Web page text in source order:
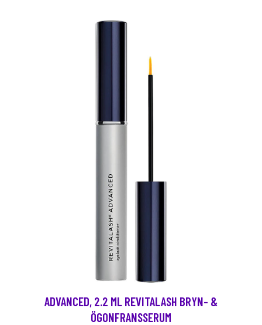
ADVANCED, 2.2 ML REVITALASH BRYN- &
ÖGONFRANSSERUM